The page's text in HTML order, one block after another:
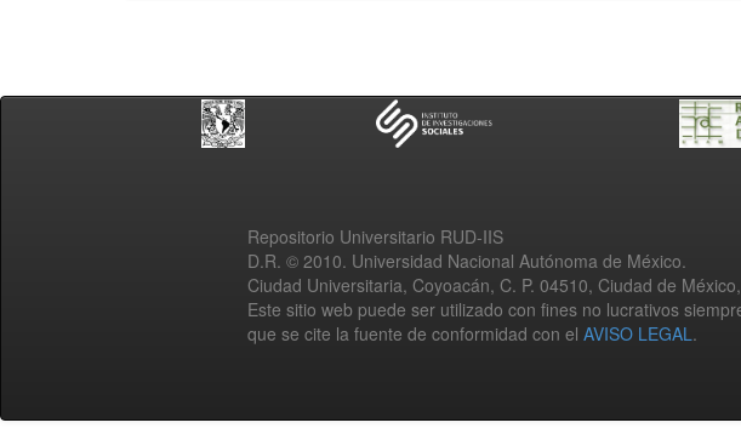
Repositorio Universitario RUD-IIS
D.R. © 2010. Universidad Nacional Autónoma de México.
Ciudad Universitaria, Coyoacán, C. P. 04510, Ciudad de
Este sitio web puede ser utilizado con fines no lucrativos
que se cite la fuente de conformidad con el AVISO LEGAL.